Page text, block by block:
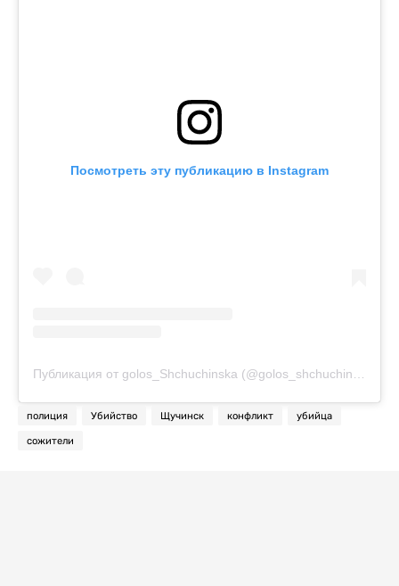
Посмотреть эту публикацию в Instagram
полиция Убийство Щучинск конфликт убийца
сожители